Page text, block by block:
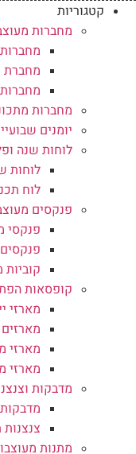
קטגוריות
מחברות
מחברת
מחברות
יומנים
לוחות שנה
לוחות
לוח
פנקסים
פנקסי
קוביות
קופסאות
מארזי
מארזים
מארזי
מארזי
מדבקות
מדבקות
צנצנות
מתנות